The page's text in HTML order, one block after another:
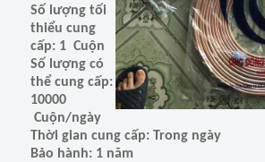
Số lượng tối
thiểu cung
cấp: 1 Cuộn
Số lượng có
thể cung cấp:
10000
Cuộn/ngày
Thời gian cung cấp: Trong ngày
Bảo hành: 1 năm